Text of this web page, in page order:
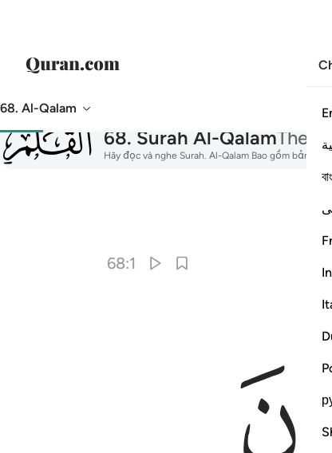
68. Al-Qalam
68. Surah Al-QalamThe
Hãy đọc và nghe Surah. Al-Qalam Bao gồm bản
68:1